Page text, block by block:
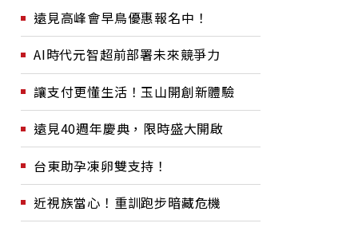
遠見高峰會早鳥優惠報名中！
AI時代元智超前部署未來競爭力
讓支付更懂生活！玉山開創新體驗
遠見40週年慶典，限時盛大開啟
台東助孕凍卵雙支持！
近視族當心！重訓跑步暗藏危機